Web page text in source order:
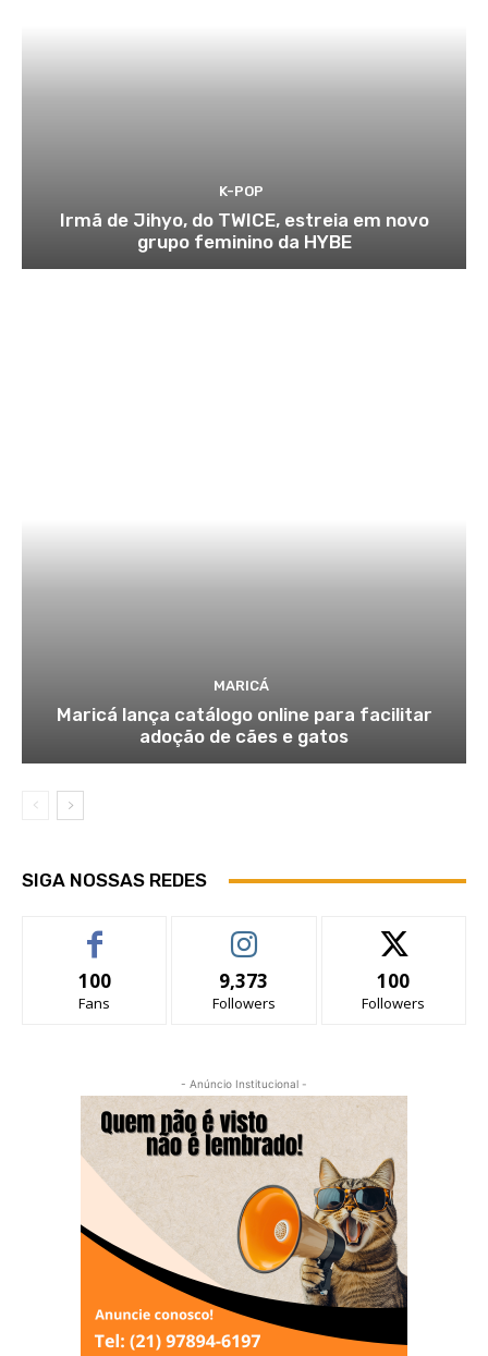
K-POP
Irmã de Jihyo, do TWICE, estreia em novo
grupo feminino da HYBE
MARICÁ
Maricá lança catálogo online para facilitar
adoção de cães e gatos
SIGA NOSSAS REDES
100
Fans
9,373
Followers
100
Followers
- Anúncio Institucional -